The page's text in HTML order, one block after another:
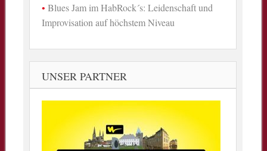
Blues Jam im HabRock´s: Leidenschaft und
Improvisation auf höchstem Niveau
UNSER PARTNER